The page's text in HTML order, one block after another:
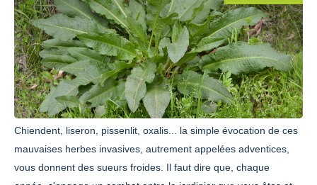
Chiendent, liseron, pissenlit, oxalis... la simple évocation de ces
mauvaises herbes invasives, autrement appelées adventices,
vous donnent des sueurs froides. Il faut dire que, chaque